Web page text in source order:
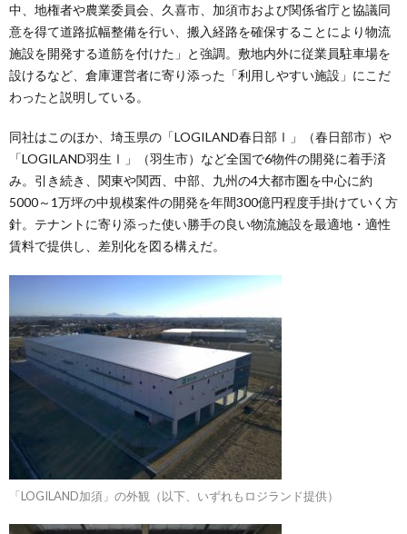
中、地権者や農業委員会、久喜市、加須市および関係省庁と協議同
意を得て道路拡幅整備を行い、搬入経路を確保することにより物流
施設を開発する道筋を付けた」と強調。敷地内外に従業員駐車場を
設けるなど、倉庫運営者に寄り添った「利用しやすい施設」にこだ
わったと説明している。
同社はこのほか、埼玉県の「LOGILAND春日部Ⅰ」（春日部市）や
「LOGILAND羽生Ⅰ」（羽生市）など全国で6物件の開発に着手済
み。引き続き、関東や関西、中部、九州の4大都市圏を中心に約
5000～1万坪の中規模案件の開発を年間300億円程度手掛けていく方
針。テナントに寄り添った使い勝手の良い物流施設を最適地・適性
賃料で提供し、差別化を図る構えだ。
「LOGILAND加須」の外観（以下、いずれもロジランド提供）